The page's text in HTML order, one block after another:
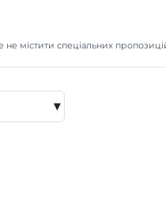
містити спеціальних
▾